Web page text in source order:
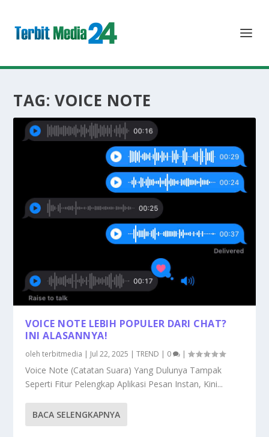
TAG: VOICE NOTE
VOICE NOTE LEBIH POPULER DARI CHAT?
INI ALASANNYA!
olehterbitmedia | Jul 22, 2025 |TREND | 0 |
Voice Note (Catatan Suara) Yang Dulunya Tampak
Seperti Fitur Pelengkap Aplikasi Pesan Instan, Kini...
BACA SELENGKAPNYA